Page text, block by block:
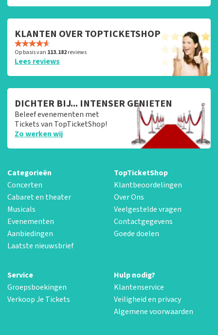
KLANTEN OVER TOPTICKETSHOP
Op basis van 113.182reviews
Lees reviews
DICHTER BIJ... INTENSER GENIETEN
Beleef evenementen met
Tickets van TopTicketShop!
Zo werken wij
Categorieën
Concerten
Cabaret en theater
Musicals
Evenementen
Aanbiedingen
Laatste nieuwsbrief
TopTicketShop
Klantbeoordelingen
Over Ons
Veelgestelde vragen
Contactgegevens
Goede doelen
Service
Groepsboekingen
Verkoop Je Tickets
Hulp nodig?
Klantenservice
Veiligheid en privacy
Algemene voorwaarden